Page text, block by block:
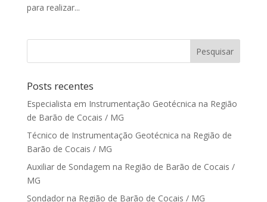
para realizar...
Posts recentes
Especialista em Instrumentação Geotécnica na Região
de Barão de Cocais / MG
Técnico de Instrumentação Geotécnica na Região de
Barão de Cocais / MG
Auxiliar de Sondagem na Região de Barão de Cocais /
MG
Sondador na Região de Barão de Cocais / MG